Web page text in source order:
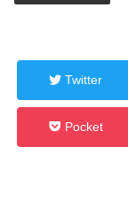
Twitter
Pocket